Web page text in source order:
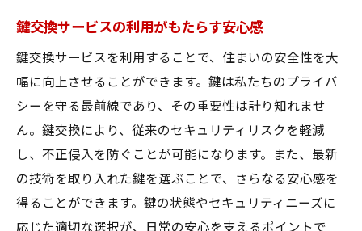
鍵交換サービスの利用がもたらす安心感
鍵交換サービスを利用することで、住まいの安全性を大
幅に向上させることができます。鍵は私たちのプライバ
シーを守る最前線であり、その重要性は計り知れませ
ん。鍵交換により、従来のセキュリティリスクを軽減
し、不正侵入を防ぐことが可能になります。また、最新
の技術を取り入れた鍵を選ぶことで、さらなる安心感を
得ることができます。鍵の状態やセキュリティニーズに
応じた適切な選択が、日常の安心を支えるポイントで